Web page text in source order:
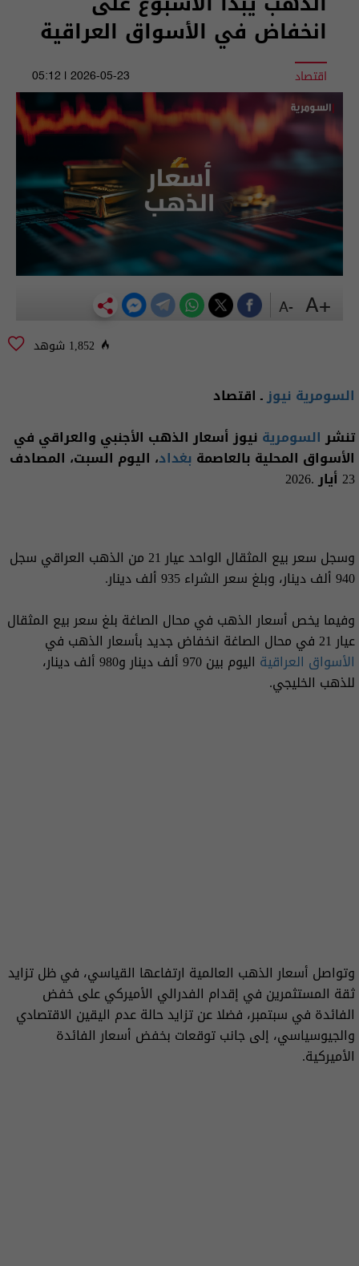
انخفاض في الأسواق العراقية
اقتصاد 2026-05-23 | 05:12
1,852 شوهد
السومرية نيوزـ اقتصاد
تنشرالسومرية نيوز أسعار الذهب الأجنبي والعراقي في
الأسواق المحلية بالعاصمة بغداد، اليوم السبت، المصادف
23 أيار .2026
وسجل سعر بيع المثقال الواحد عيار 21 من الذهب العراقي سجل
940 ألف دينار، وبلغ سعر الشراء 935 ألف دينار.
وفيما يخص أسعار الذهب في محال الصاغة بلغ سعر بيع المثقال
عيار 21 في محال الصاغة انخفاض جديد بأسعار الذهب في
الأسواق العراقية
اليوم بين 970 ألف دينار و980 ألف دينار،
للذهب الخليجي.
وتواصل أسعار الذهب العالمية ارتفاعها القياسي، في ظل تزايد
ثقة المستثمرين في إقدام الفدرالي الأميركي على خفض
الفائدة في سبتمبر، فضلا عن تزايد حالة عدم اليقين الاقتصادي
والجيوسياسي، إلى جانب توقعات بخفض أسعار الفائدة
الأميركية.
+A
-A